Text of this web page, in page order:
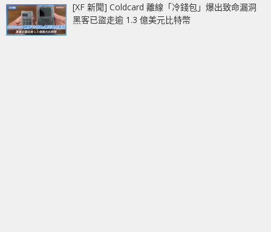
[XF 新聞] Coldcard 離線「冷錢包」爆出致命漏洞
黑客已盜走逾 1.3 億美元比特幣